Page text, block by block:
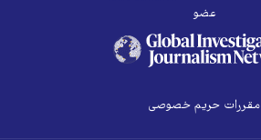
عضو
مقررات حریم خصوصی